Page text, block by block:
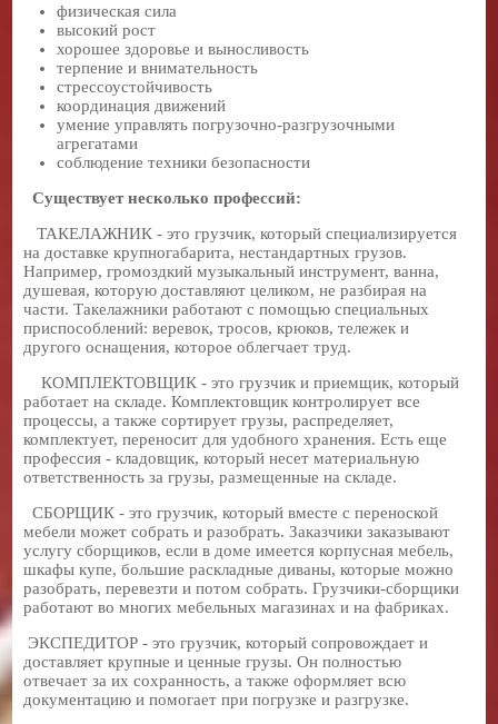
физическая сила
высокий рост
хорошее здоровье и выносливость
терпение и внимательность
стрессоустойчивость
координация движений
умение управлять погрузочно-разгрузочными
агрегатами
соблюдение техники безопасности
Существует несколько профессий:
ТАКЕЛАЖНИК - это грузчик, который специализируется
на доставке крупногабарита, нестандартных грузов.
Например, громоздкий музыкальный инструмент, ванна,
душевая, которую доставляют целиком, не разбирая на
части. Такелажники работают с помощью специальных
приспособлений: веревок, тросов, крюков, тележек и
другого оснащения, которое облегчает труд.
КОМПЛЕКТОВЩИК - это грузчик и приемщик, который
работает на складе. Комплектовщик контролирует все
процессы, а также сортирует грузы, распределяет,
комплектует, переносит для удобного хранения. Есть еще
профессия - кладовщик, который несет материальную
ответственность за грузы, размещенные на складе.
СБОРЩИК - это грузчик, который вместе с переноской
мебели может собрать и разобрать. Заказчики заказывают
услугу сборщиков, если в доме имеется корпусная мебель,
шкафы купе, большие раскладные диваны, которые можно
разобрать, перевезти и потом собрать. Грузчики-сборщики
работают во многих мебельных магазинах и на фабриках.
ЭКСПЕДИТОР - это грузчик, который сопровождает и
доставляет крупные и ценные грузы. Он полностью
отвечает за их сохранность, а также оформляет всю
документацию и помогает при погрузке и разгрузке.